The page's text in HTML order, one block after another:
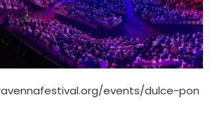
events/dulce-pon